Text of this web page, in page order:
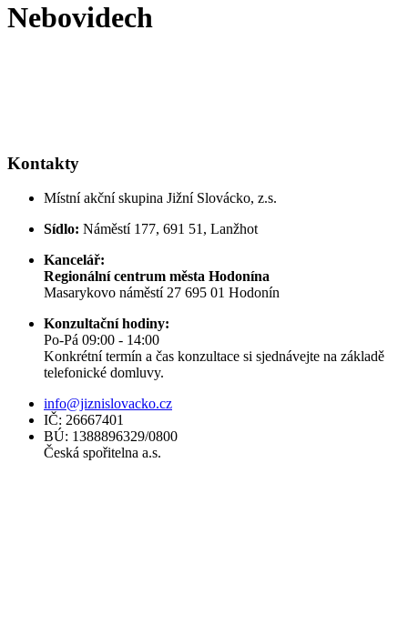
Nebovidech
Kontakty
Místní akční skupina Jižní Slovácko, z.s.
Sídlo: Náměstí 177, 691 51, Lanžhot
Kancelář:
Regionální centrum města Hodonína
Masarykovo náměstí 27 695 01 Hodonín
Konzultační hodiny:
Po-Pá 09:00 - 14:00
Konkrétní termín a čas konzultace si sjednávejte na základě
telefonické domluvy.
info@jiznislovacko.cz
IČ: 26667401
BÚ: 1388896329/0800
Česká spořitelna a.s.